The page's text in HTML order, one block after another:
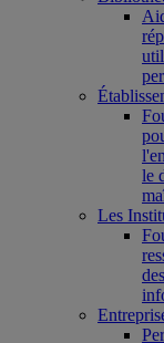
le
Les